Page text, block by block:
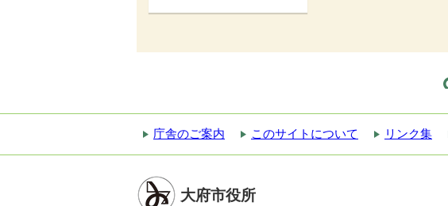
庁舎のご案内 このサイトについて リンク集
大府市役所